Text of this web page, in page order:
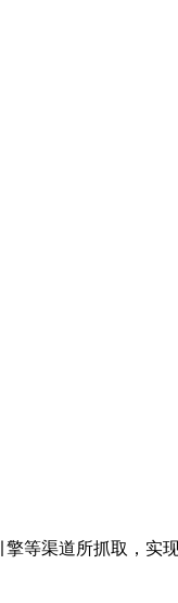
等渠道所抓取，实